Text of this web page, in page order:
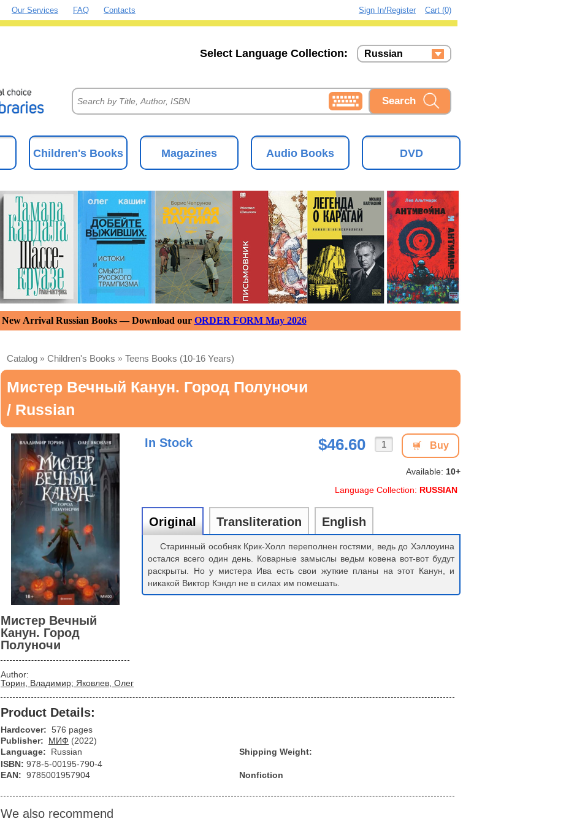
Our Services FAQ Contacts Cart (0)
Sign In/Register
Russian
Ukrainian
Select Language Collection:
Children's Books Magazines Audio Books DVD
New Arrival Russian Books — Download our ORDER FORM May 2026
Catalog » Children's Books » Teens Books (10-16 Years)
Мистер Вечный Канун. Город Полуночи
/ Russian
Мистер Вечный
Канун. Город
Полуночи
Author:
Торин, Владимир; Яковлев, Олег
In Stock Buy
$46.60
Available: 10+
Language Collection: RUSSIAN
Original Transliteration English
Старинный особняк Крик-Холл переполнен гостями, ведь до Хэллоуина
остался всего один день. Коварные замыслы ведьм ковена вот-вот будут
раскрыты. Но у мистера Ива есть свои жуткие планы на этот Канун, и
никакой Виктор Кэндл не в силах им помешать.
Product Details:
Hardcover: 576 pages
Publisher:
МИФ (2022)
Language:
Russian
Shipping Weight:
ISBN: 978-5-00195-790-4
EAN: 9785001957904 Nonfiction
We also recommend